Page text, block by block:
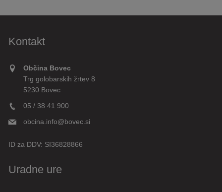
Kontakt
Občina Bovec
Trg golobarskih žrtev 8
5230 Bovec
05 / 38 41 900
obcina.info@bovec.si
ID za DDV: SI36828866
Uradne ure